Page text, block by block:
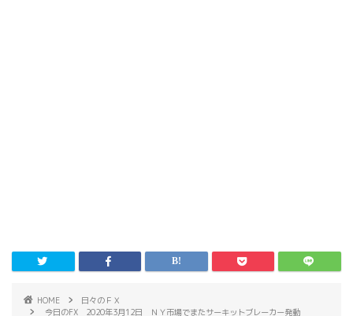
HOME
日々のＦＸ
今日のFX 2020年3月12日 ＮＹ市場でまたサーキットブレーカー発動